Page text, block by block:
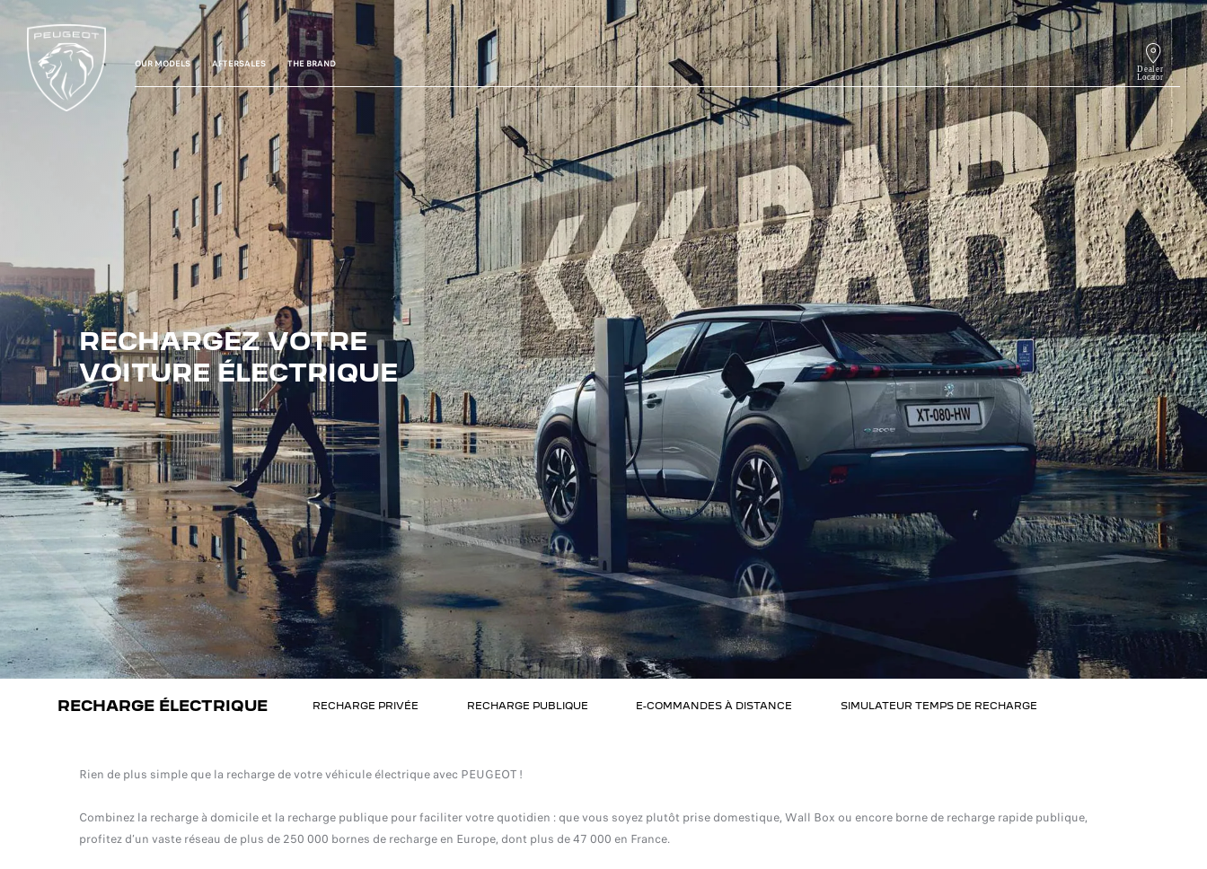
OUR MODELS AFTERSALES THE BRAND
RECHARGEZ VOTRE
VOITURE ÉLECTRIQUE
RECHARGE ÉLECTRIQUE RECHARGE PRIVÉE RECHARGE PUBLIQUE E-COMMANDES À DISTANCE SIMULATEUR TEMPS DE RECHARGE
Rien de plus simple que la recharge de votre véhicule électrique avec PEUGEOT !
Combinez la recharge à domicile et la recharge publique pour faciliter votre quotidien : que vous soyez plutôt prise domestique, Wall Box ou encore borne de recharge rapide publique,
profitez d’un vaste réseau de plus de 250 000 bornes de recharge en Europe, dont plus de 47 000 en France.